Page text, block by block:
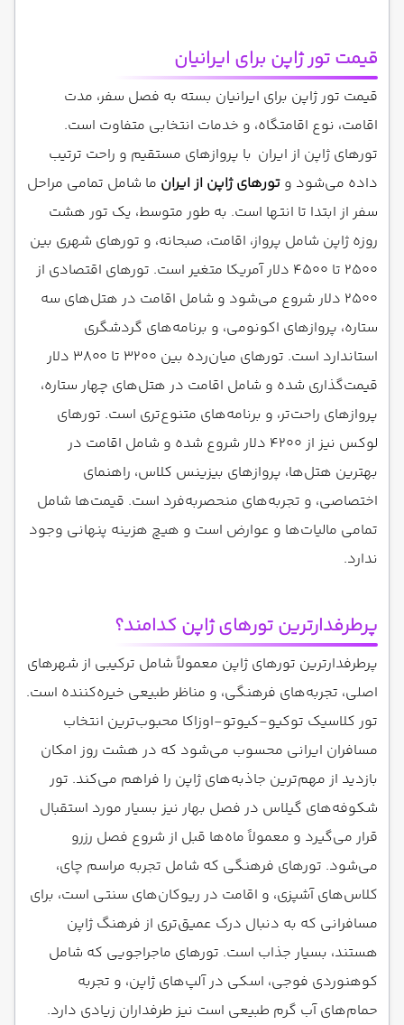
قیمت تور ژاپن برای ایرانیان
قیمت تور ژاپن برای ایرانیان بسته به فصل سفر، مدت
اقامت، نوع اقامتگاه، و خدمات انتخابی متفاوت است.
تورهای ژاپن از ایران با پروازهای مستقیم و راحت ترتیب
داده می‌شود و تورهای ژاپن از ایران ما شامل تمامی مراحل
سفر از ابتدا تا انتها است. به طور متوسط، یک تور هشت
روزه ژاپن شامل پرواز، اقامت، صبحانه، و تورهای شهری بین
۲۵۰۰ تا ۴۵۰۰ دلار آمریکا متغیر است. تورهای اقتصادی از
۲۵۰۰ دلار شروع می‌شود و شامل اقامت در هتل‌های سه
ستاره، پروازهای اکونومی، و برنامه‌های گردشگری
استاندارد است. تورهای میان‌رده بین ۳۲۰۰ تا ۳۸۰۰ دلار
قیمت‌گذاری شده و شامل اقامت در هتل‌های چهار ستاره،
پروازهای راحت‌تر، و برنامه‌های متنوع‌تری است. تورهای
لوکس نیز از ۴۲۰۰ دلار شروع شده و شامل اقامت در
بهترین هتل‌ها، پروازهای بیزینس کلاس، راهنمای
اختصاصی، و تجربه‌های منحصربه‌فرد است. قیمت‌ها شامل
تمامی مالیات‌ها و عوارض است و هیچ هزینه پنهانی وجود
ندارد.
پرطرفدارترین تورهای ژاپن کدامند؟
پرطرفدارترین تورهای ژاپن معمولاً شامل ترکیبی از شهرهای
اصلی، تجربه‌های فرهنگی، و مناظر طبیعی خیره‌کننده است.
تور کلاسیک توکیو-کیوتو-اوزاکا محبوب‌ترین انتخاب
مسافران ایرانی محسوب می‌شود که در هشت روز امکان
بازدید از مهم‌ترین جاذبه‌های ژاپن را فراهم می‌کند. تور
شکوفه‌های گیلاس در فصل بهار نیز بسیار مورد استقبال
قرار می‌گیرد و معمولاً ماه‌ها قبل از شروع فصل رزرو
می‌شود. تورهای فرهنگی که شامل تجربه مراسم چای،
کلاس‌های آشپزی، و اقامت در ریوکان‌های سنتی است، برای
مسافرانی که به دنبال درک عمیق‌تری از فرهنگ ژاپن
هستند، بسیار جذاب است. تورهای ماجراجویی که شامل
کوهنوردی فوجی، اسکی در آلپ‌های ژاپن، و تجربه
حمام‌های آب گرم طبیعی است نیز طرفداران زیادی دارد.